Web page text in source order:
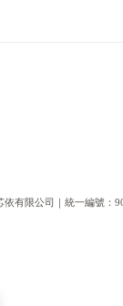
有限公司｜統一編號：